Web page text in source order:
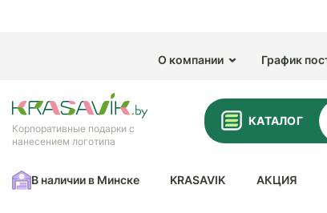
О компании График
Корпоративные подарки с
нанесением логотипа
КАТАЛОГ
В наличии в Минске KRASAVIK АКЦИЯ